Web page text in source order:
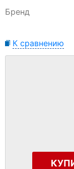
Бренд
К сравнению